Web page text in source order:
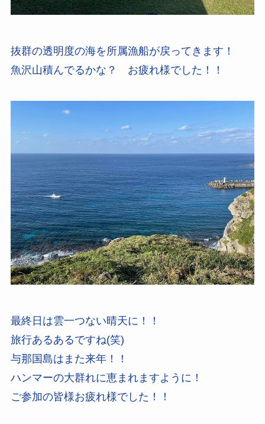
抜群の透明度の海を所属漁船が戻ってきます！
魚沢山積んでるかな？ お疲れ様でした！！
最終日は雲一つない晴天に！！
旅行あるあるですね(笑)
与那国島はまた来年！！
ハンマーの大群れに恵まれますように！
ご参加の皆様お疲れ様でした！！